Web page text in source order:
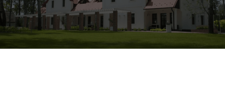
2026-07-20 2026-07-24